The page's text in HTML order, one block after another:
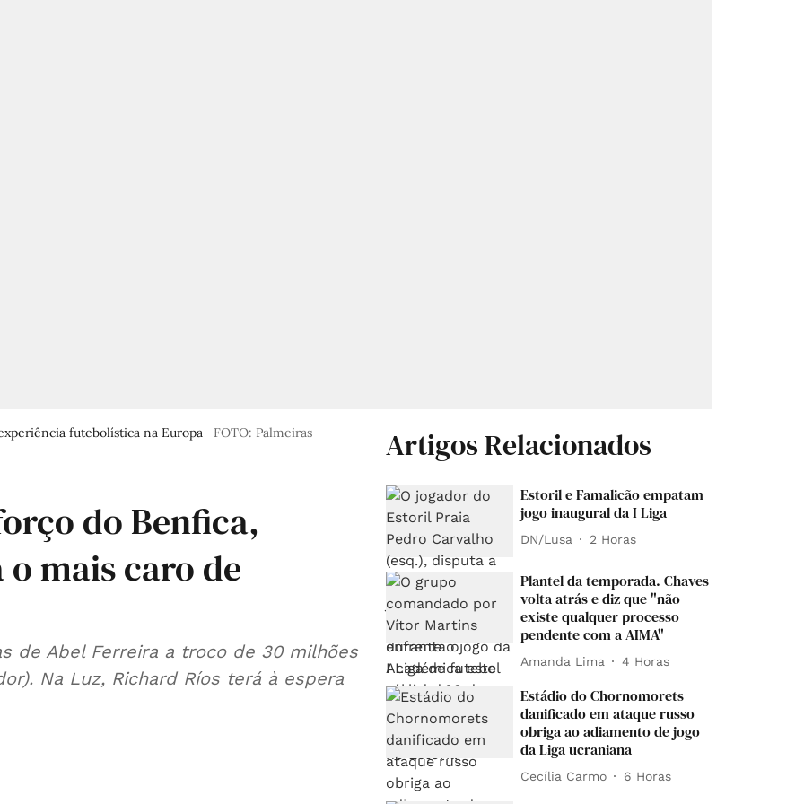
futebolística na Europa FOTO: Palmeiras
do Benfica,
o mais caro de
de Abel Ferreira a troco de 30 milhões
Na Luz, Richard Ríos terá à espera
Artigos Relacionados
Estoril e Famalicão empatam
jogo inaugural da I Liga
DN/Lusa 2 Horas
Plantel da temporada. Chaves
volta atrás e diz que "não
existe qualquer processo
pendente com a AIMA"
Amanda Lima 4 Horas
Estádio do Chornomorets
danificado em ataque russo
obriga ao adiamento de jogo
da Liga ucraniana
Cecília Carmo 6 Horas